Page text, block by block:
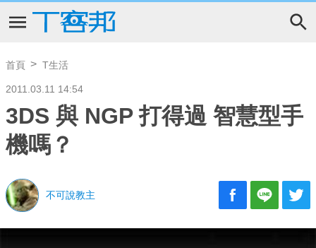
首頁 T生活
2011.03.11 14:54
3DS 與 NGP 打得過 智慧型手
機嗎？
不可說教主